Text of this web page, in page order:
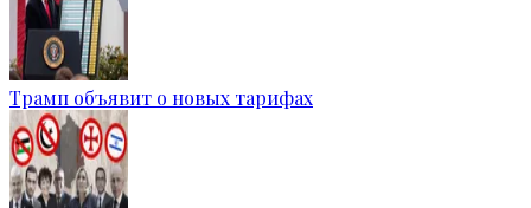
Трамп объявит о новых тарифах